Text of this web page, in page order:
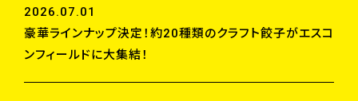
2026.07.01
豪華ラインナップ決定！約20種類のクラフト餃子がエスコ
ンフィールドに大集結！